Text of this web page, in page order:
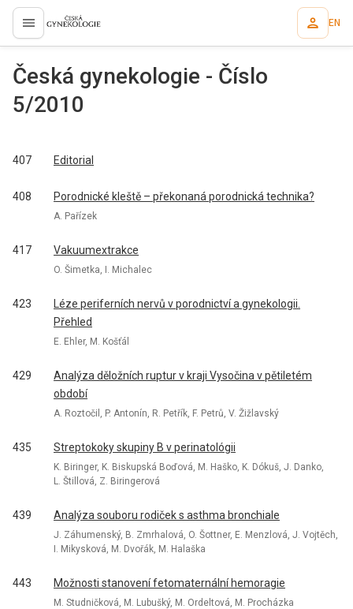
proLékaře.cz EN
Česká gynekologie - Číslo
5/2010
407 Editorial
408 Porodnické kleště – překonaná porodnická technika?
A. Pařízek
417 Vakuumextrakce
O. Šimetka, I. Michalec
423
Léze periferních nervů v porodnictví a gynekologii.
Přehled
E. Ehler, M. Košťál
429
Analýza děložních ruptur v kraji Vysočina v pětiletém
období
A. Roztočil, P. Antonín, R. Petřík, F. Petrů, V. Žižlavský
435 Streptokoky skupiny B v perinatológii
K. Biringer, K. Biskupská Boďová, M. Haško, K. Dókuš, J. Danko,
L. Štillová, Z. Biringerová
439 Analýza souboru rodiček s asthma bronchiale
J. Záhumenský, B. Zmrhalová, O. Šottner, E. Menzlová, J. Vojtěch,
I. Mikysková, M. Dvořák, M. Halaška
443 Možnosti stanovení fetomaternální hemoragie
M. Studničková, M. Lubušký, M. Ordeltová, M. Procházka